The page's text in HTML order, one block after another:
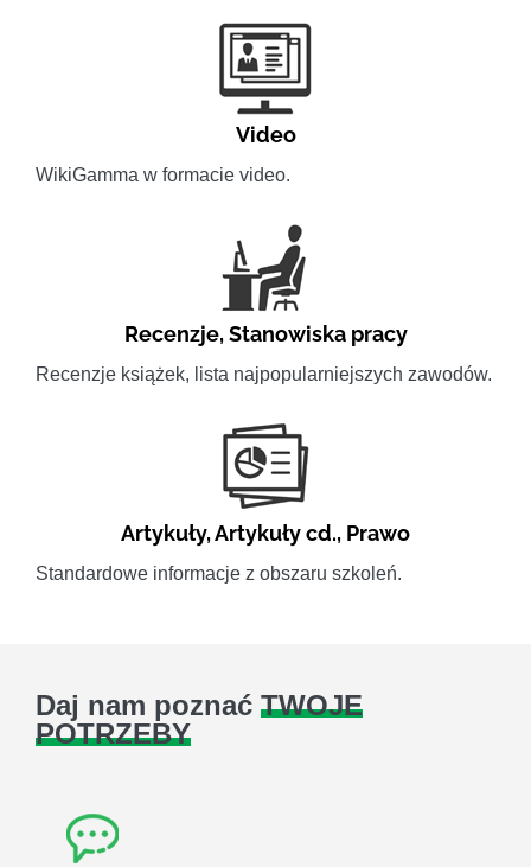
Video
WikiGamma w formacie video.
Recenzje,Stanowiska pracy
Recenzje książek, lista najpopularniejszych zawodów.
Artykuły,Artykuły cd., Prawo
Standardowe informacje z obszaru szkoleń.
Daj nam poznać TWOJE
POTRZEBY